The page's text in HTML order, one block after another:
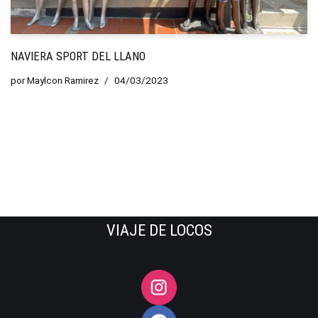
NAVIERA SPORT DEL LLANO
porMaylcon Ramirez 04/03/2023
VIAJE DE LOCOS